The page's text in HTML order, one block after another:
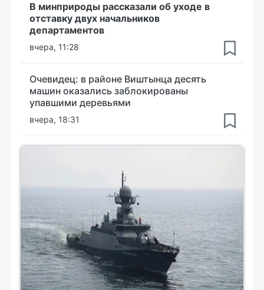
В минприроды рассказали об уходе в
отставку двух начальников
департаментов
вчера, 11:28
Очевидец: в районе Виштынца десять
машин оказались заблокированы
упавшими деревьями
вчера, 18:31